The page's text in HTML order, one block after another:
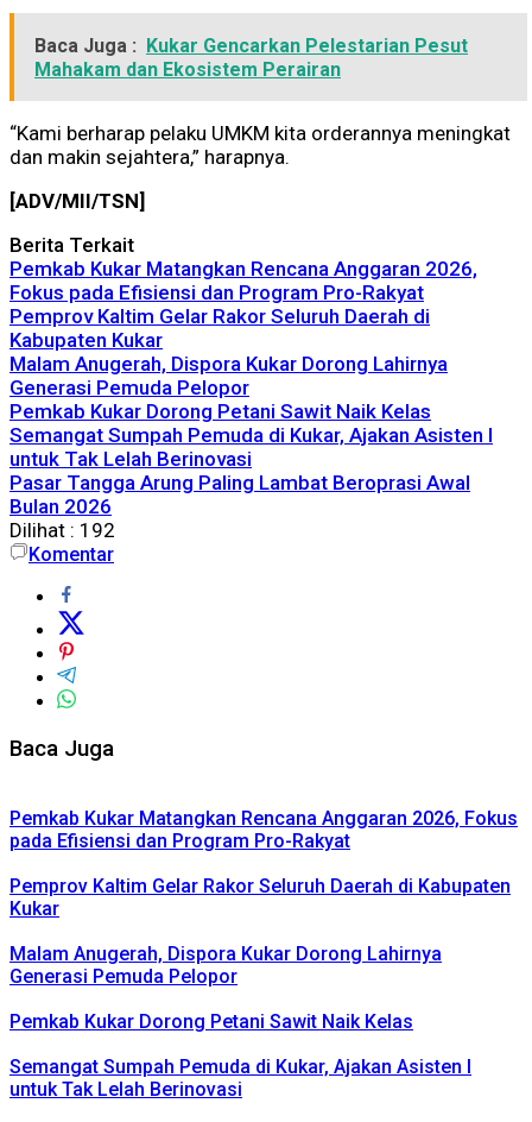
Baca Juga :
Kukar Gencarkan Pelestarian Pesut
Mahakam dan Ekosistem Perairan
“Kami berharap pelaku UMKM kita orderannya meningkat
dan makin sejahtera,” harapnya.
[ADV/MII/TSN]
Berita Terkait
Pemkab Kukar Matangkan Rencana Anggaran 2026,
Fokus pada Efisiensi dan Program Pro-Rakyat
Pemprov Kaltim Gelar Rakor Seluruh Daerah di
Kabupaten Kukar
Malam Anugerah, Dispora Kukar Dorong Lahirnya
Generasi Pemuda Pelopor
Pemkab Kukar Dorong Petani Sawit Naik Kelas
Semangat Sumpah Pemuda di Kukar, Ajakan Asisten I
untuk Tak Lelah Berinovasi
Pasar Tangga Arung Paling Lambat Beroprasi Awal
Bulan 2026
Dilihat : 192
Komentar
Baca Juga
Pemkab Kukar Matangkan Rencana Anggaran 2026, Fokus
pada Efisiensi dan Program Pro-Rakyat
Pemprov Kaltim Gelar Rakor Seluruh Daerah di Kabupaten
Kukar
Malam Anugerah, Dispora Kukar Dorong Lahirnya
Generasi Pemuda Pelopor
Pemkab Kukar Dorong Petani Sawit Naik Kelas
Semangat Sumpah Pemuda di Kukar, Ajakan Asisten I
untuk Tak Lelah Berinovasi